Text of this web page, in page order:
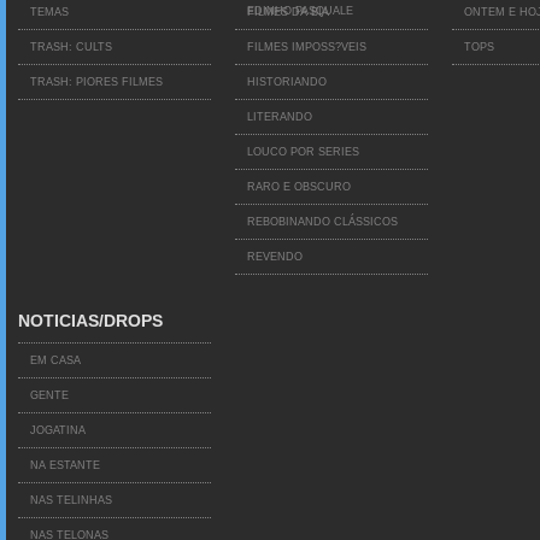
TEMAS
TRASH: CULTS
TRASH: PIORES FILMES
EDINHO PASQUALE
FILMES DA BIA
FILMES IMPOSS?VEIS
HISTORIANDO
LITERANDO
LOUCO POR SERIES
RARO E OBSCURO
REBOBINANDO CLÁSSICOS
REVENDO
ONTEM E
TOPS
NOTICIAS/DROPS
EM CASA
GENTE
JOGATINA
NA ESTANTE
NAS TELINHAS
NAS TELONAS